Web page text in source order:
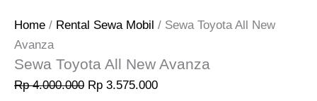
Home / Rental Sewa Mobil / Sewa Toyota All New
Avanza
Sewa Toyota All New Avanza
Rp4.000.000 Rp 3.575.000